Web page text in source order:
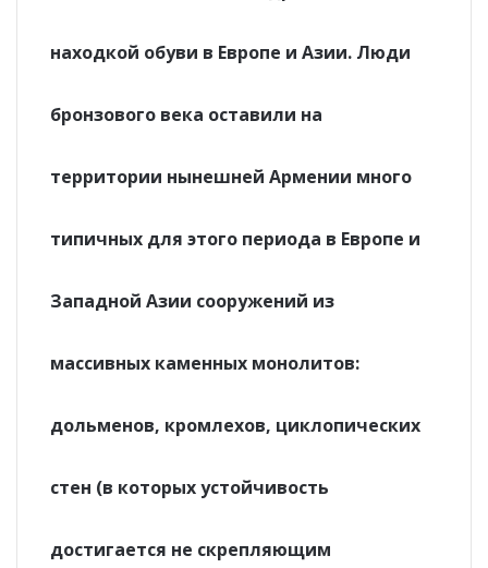
находкой обуви в Европе и Азии. Люди
бронзового века оставили на
территории нынешней Армении много
типичных для этого периода в Европе и
Западной Азии сооружений из
массивных каменных монолитов:
дольменов, кромлехов, циклопических
стен (в которых устойчивость
достигается не скрепляющим